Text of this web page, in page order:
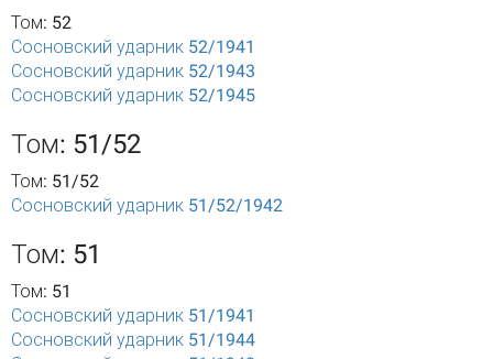
Том: 52
Сосновский ударник 52/1941
Сосновский ударник 52/1943
Сосновский ударник 52/1945
Том: 51/52
Том: 51/52
Сосновский ударник 51/52/1942
Том: 51
Том: 51
Сосновский ударник 51/1941
Сосновский ударник 51/1944